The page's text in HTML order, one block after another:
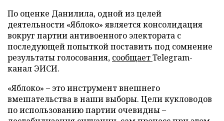
По оценке Данилила, одной из целей
деятельности «Яблоко» является консолидация
вокруг партии антивоенного электората с
последующей попыткой поставить под сомнение
результаты голосования, сообщаетTelegram-
канал ЭИСИ.
«Яблоко» – это инструмент внешнего
вмешательства в наши выборы. Цели кукловодов
по использованию партии очевидны –